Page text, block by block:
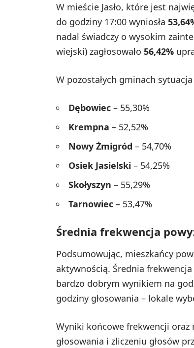
W mieście Jasło, które jest
do godziny 17:00 wyniosła
nadal świadczy o wysokim
wiejski) zagłosowało 56,42%
W pozostałych gminach
Dębowiec – 55,30%
Krempna – 52,52%
Nowy Żmigród – 54,70%
Osiek Jasielski – 54,25%
Skołyszyn – 55,29%
Tarnowiec – 53,47%
Średnia frekwencja
Podsumowując, mieszkańcy
aktywnością. Średnia
bardzo dobrym wynikiem na
godziny głosowania – lokale
Wyniki końcowe frekwencji
głosowania i zliczeniu głosów